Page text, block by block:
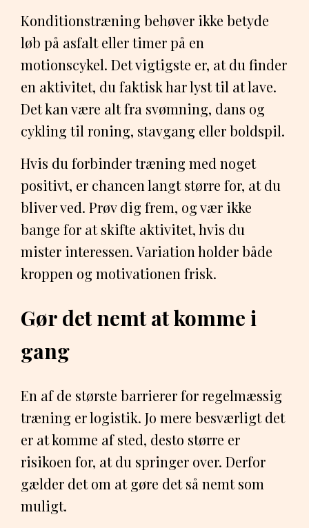
Konditionstræning behøver ikke betyde
løb på asfalt eller timer på en
motionscykel. Det vigtigste er, at du finder
en aktivitet, du faktisk har lyst til at lave.
Det kan være alt fra svømning, dans og
cykling til roning, stavgang eller boldspil.
Hvis du forbinder træning med noget
positivt, er chancen langt større for, at du
bliver ved. Prøv dig frem, og vær ikke
bange for at skifte aktivitet, hvis du
mister interessen. Variation holder både
kroppen og motivationen frisk.
Gør det nemt at komme i
gang
En af de største barrierer for regelmæssig
træning er logistik. Jo mere besværligt det
er at komme af sted, desto større er
risikoen for, at du springer over. Derfor
gælder det om at gøre det så nemt som
muligt.